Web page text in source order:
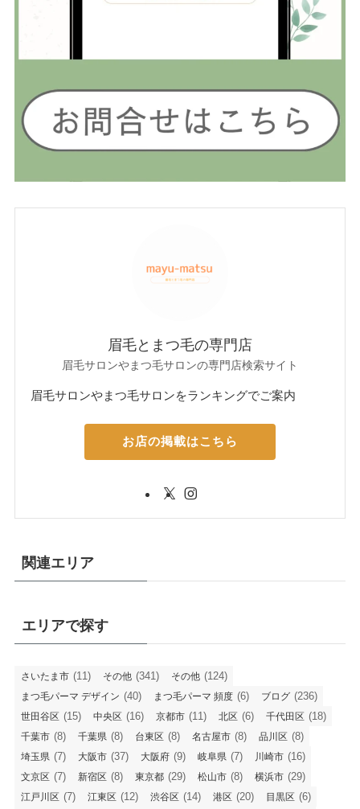
眉毛とまつ毛の専門店
眉毛サロンやまつ毛サロンの専門店検索サイト
眉毛サロンやまつ毛サロンをランキングでご案内
お店の掲載はこちら
関連エリア
エリアで探す
さいたま市 (11) その他 (341) その他 (124)
まつ毛パーマ デザイン (40) まつ毛パーマ 頻度 (6) ブログ (236)
世田谷区 (15) 中央区 (16) 京都市 (11) 北区 (6) 千代田区 (18)
千葉市 (8) 千葉県 (8) 台東区 (8) 名古屋市 (8) 品川区 (8)
埼玉県 (7) 大阪市 (37) 大阪府 (9) 岐阜県 (7) 川崎市 (16)
文京区 (7) 新宿区 (8) 東京都 (29) 松山市 (8) 横浜市 (29)
江戸川区 (7) 江東区 (12) 渋谷区 (14) 港区 (20) 目黒区 (6)